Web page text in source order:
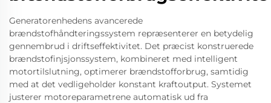
Generatorenhedens avancerede
brændstofhåndteringssystem repræsenterer en betydelig
gennembrud i driftseffektivitet. Det præcist konstruerede
brændstofinjsjonssystem, kombineret med intelligent
motortilslutning, optimerer brændstofforbrug, samtidig
med at det vedligeholder konstant kraftoutput. Systemet
justerer motoreparametrene automatisk ud fra